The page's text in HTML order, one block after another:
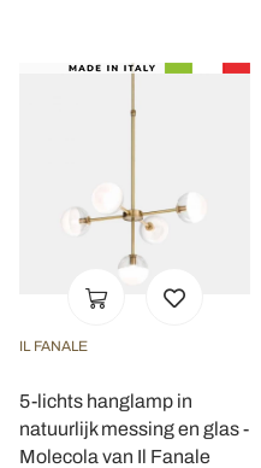
IL FANALE
5-lichts hanglamp in
natuurlijk messing en glas -
Molecola van Il Fanale